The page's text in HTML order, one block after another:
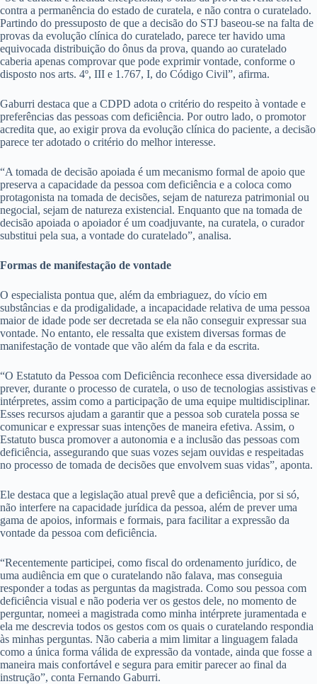
contra a permanência do estado de curatela, e não contra o curatelado.
Partindo do pressuposto de que a decisão do STJ baseou-se na falta de
provas da evolução clínica do curatelado, parece ter havido uma
equivocada distribuição do ônus da prova, quando ao curatelado
caberia apenas comprovar que pode exprimir vontade, conforme o
disposto nos arts. 4º, III e 1.767, I, do Código Civil”, afirma.
Gaburri destaca que a CDPD adota o critério do respeito à vontade e
preferências das pessoas com deficiência. Por outro lado, o promotor
acredita que, ao exigir prova da evolução clínica do paciente, a decisão
parece ter adotado o critério do melhor interesse.
“A tomada de decisão apoiada é um mecanismo formal de apoio que
preserva a capacidade da pessoa com deficiência e a coloca como
protagonista na tomada de decisões, sejam de natureza patrimonial ou
negocial, sejam de natureza existencial. Enquanto que na tomada de
decisão apoiada o apoiador é um coadjuvante, na curatela, o curador
substitui pela sua, a vontade do curatelado”, analisa.
Formas de manifestação de vontade
O especialista pontua que, além da embriaguez, do vício em
substâncias e da prodigalidade, a incapacidade relativa de uma pessoa
maior de idade pode ser decretada se ela não conseguir expressar sua
vontade. No entanto, ele ressalta que existem diversas formas de
manifestação de vontade que vão além da fala e da escrita.
“O Estatuto da Pessoa com Deficiência reconhece essa diversidade ao
prever, durante o processo de curatela, o uso de tecnologias assistivas e
intérpretes, assim como a participação de uma equipe multidisciplinar.
Esses recursos ajudam a garantir que a pessoa sob curatela possa se
comunicar e expressar suas intenções de maneira efetiva. Assim, o
Estatuto busca promover a autonomia e a inclusão das pessoas com
deficiência, assegurando que suas vozes sejam ouvidas e respeitadas
no processo de tomada de decisões que envolvem suas vidas”, aponta.
Ele destaca que a legislação atual prevê que a deficiência, por si só,
não interfere na capacidade jurídica da pessoa, além de prever uma
gama de apoios, informais e formais, para facilitar a expressão da
vontade da pessoa com deficiência.
“Recentemente participei, como fiscal do ordenamento jurídico, de
uma audiência em que o curatelando não falava, mas conseguia
responder a todas as perguntas da magistrada. Como sou pessoa com
deficiência visual e não poderia ver os gestos dele, no momento de
perguntar, nomeei a magistrada como minha intérprete juramentada e
ela me descrevia todos os gestos com os quais o curatelando respondia
às minhas perguntas. Não caberia a mim limitar a linguagem falada
como a única forma válida de expressão da vontade, ainda que fosse a
maneira mais confortável e segura para emitir parecer ao final da
instrução”, conta Fernando Gaburri.